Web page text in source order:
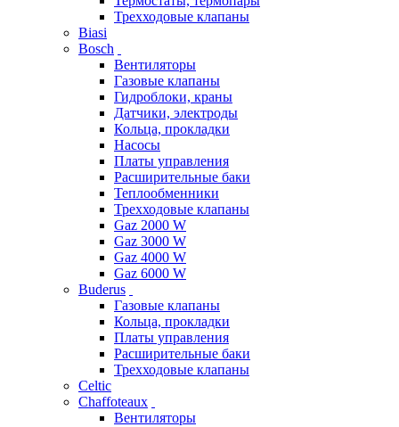
Трехходовые клапаны
Biasi
Bosch
Вентиляторы
Газовые клапаны
Гидроблоки, краны
Датчики, электроды
Кольца, прокладки
Насосы
Платы управления
Расширительные баки
Теплообменники
Трехходовые клапаны
Gaz 2000 W
Gaz 3000 W
Gaz 4000 W
Gaz 6000 W
Buderus
Газовые клапаны
Кольца, прокладки
Платы управления
Расширительные баки
Трехходовые клапаны
Celtic
Chaffoteaux
Вентиляторы